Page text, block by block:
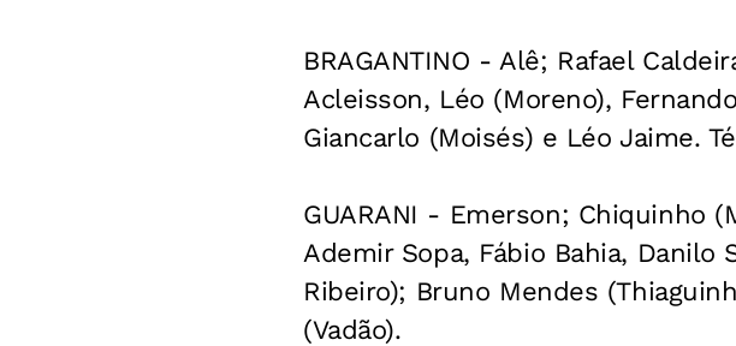
BRAGANTINO - Alê; Rafael
Acleisson, Léo (Moreno),
Giancarlo (Moisés) e Léo Jaime.
GUARANI - Emerson; Chiquinho
Ademir Sopa, Fábio Bahia,
Ribeiro); Bruno Mendes
(Vadão).